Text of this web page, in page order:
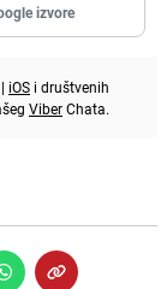
izvore
| iOS i društvenih
ViberChata.